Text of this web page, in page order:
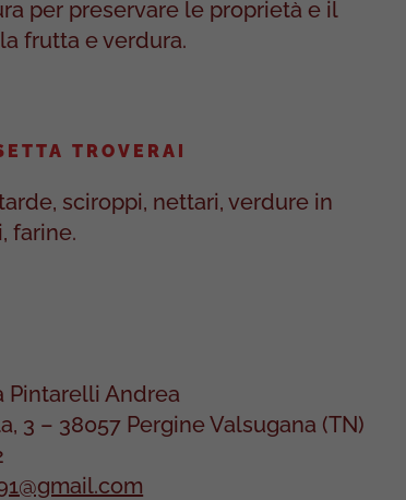
per preservare le proprietà e il
frutta e verdura.
TROVERAI
sciroppi, nettari, verdure in
farine.
Pintarelli Andrea
3 – 38057 Pergine Valsugana (TN)